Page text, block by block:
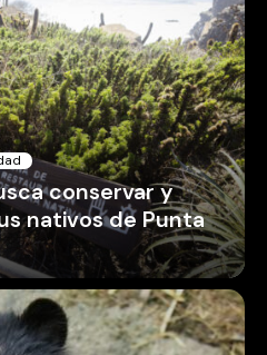
conservar y
nativos de Punta